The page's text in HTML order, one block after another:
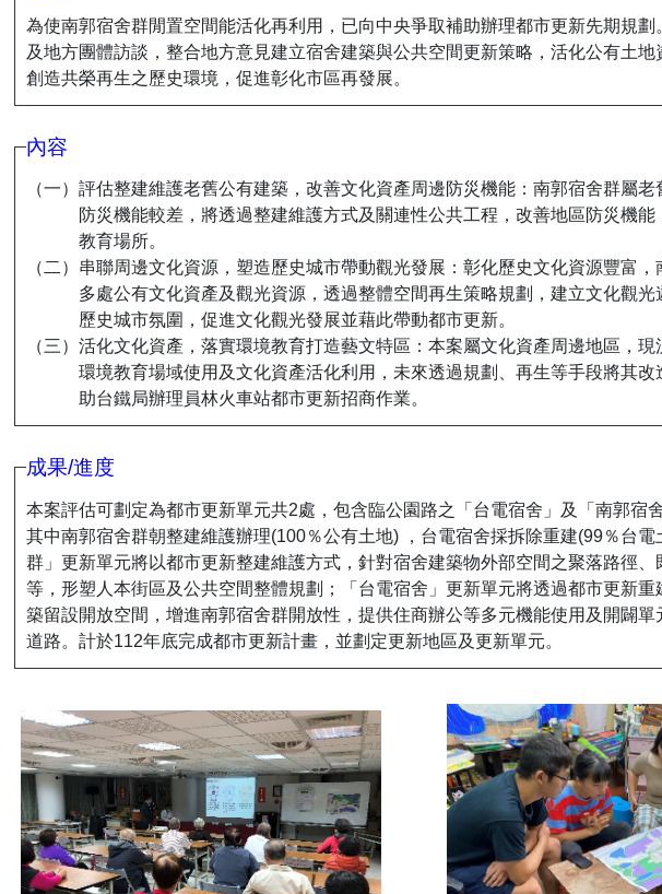
為使南郭宿舍群閒置空間能活化再利用，已向中央爭取補助辦理都市更新先期規劃
及地方團體訪談，整合地方意見建立宿舍建築與公共空間更新策略，活化公有土地
創造共榮再生之歷史環境，促進彰化市區再發展。
內容
（一）評估整建維護老舊公有建築，改善文化資產周邊防災機能：南郭宿舍群屬
防災機能較差，將透過整建維護方式及關連性公共工程，改善地區防災機能
教育場所。
（二）串聯周邊文化資源，塑造歷史城市帶動觀光發展：彰化歷史文化資源豐富
多處公有文化資產及觀光資源，透過整體空間再生策略規劃，建立文化觀光
歷史城市氛圍，促進文化觀光發展並藉此帶動都市更新。
（三）活化文化資產，落實環境教育打造藝文特區：本案屬文化資產周邊地區，
環境教育場域使用及文化資產活化利用，未來透過規劃、再生等手段將其改
助台鐵局辦理員林火車站都市更新招商作業。
成果/進度
本案評估可劃定為都市更新單元共2處，包含臨公園路之「台電宿舍」及「南郭宿
其中南郭宿舍群朝整建維護辦理(100％公有土地) ，台電宿舍採拆除重建(99％台電
群」更新單元將以都市更新整建維護方式，針對宿舍建築物外部空間之聚落路徑、
等，形塑人本街區及公共空間整體規劃；「台電宿舍」更新單元將透過都市更新重
築留設開放空間，增進南郭宿舍群開放性，提供住商辦公等多元機能使用及開闢單
道路。計於112年底完成都市更新計畫，並劃定更新地區及更新單元。